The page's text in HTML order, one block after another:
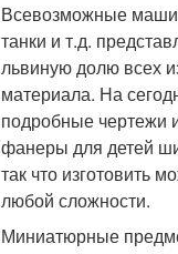
Всевозможные
танки и т.д.
львиную долю всех
материала. На
подробные чертежи
фанеры для детей
так что изготовить
любой сложности.
Миниатюрные